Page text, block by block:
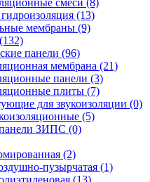
смеси (8)
(13)
мембраны (9)
панели (96)
мембрана (21)
панели (3)
плиты (7)
для звукоизоляции (0)
(5)
ЗИПС (0)
(2)
пузырчатая (1)
(13)